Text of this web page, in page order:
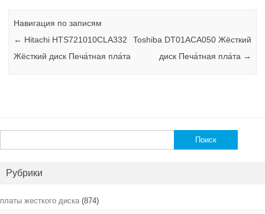
Навигация по записям
← Hitachi HTS721010CLA332
Жёсткий диск Печа́тная пла́та
Toshiba DT01ACA050 Жёсткий
диск Печа́тная пла́та →
Рубрики
платы жесткого диска (874)